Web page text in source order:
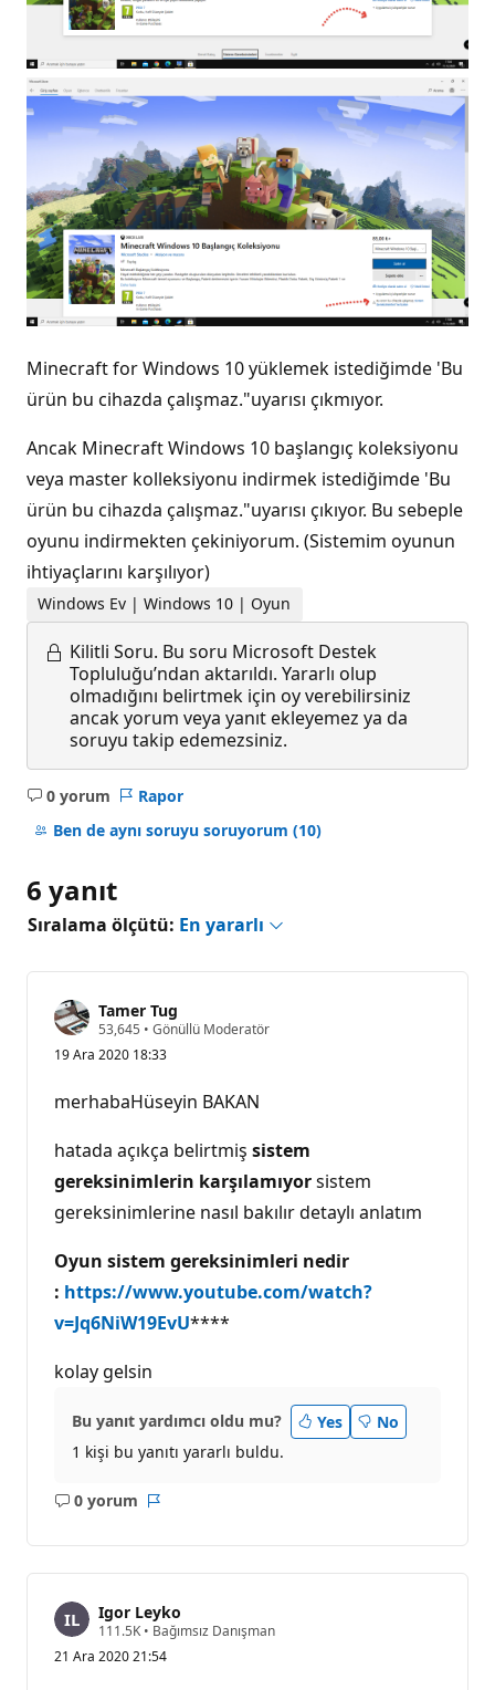
Minecraft for Windows 10 yüklemek istediğimde 'Bu
ürün bu cihazda çalışmaz."uyarısı çıkmıyor.
Ancak Minecraft Windows 10 başlangıç koleksiyonu
veya master kolleksiyonu indirmek istediğimde 'Bu
ürün bu cihazda çalışmaz."uyarısı çıkıyor. Bu sebeple
oyunu indirmekten çekiniyorum. (Sistemim oyunun
ihtiyaçlarını karşılıyor)
Windows Ev | Windows 10 | Oyun
Kilitli Soru. Bu soru Microsoft Destek
Topluluğu’ndan aktarıldı. Yararlı olup
olmadığını belirtmek için oy verebilirsiniz
ancak yorum veya yanıt ekleyemez ya da
soruyu takip edemezsiniz.
0 yorum
Açıklama
yok
Rapor
Ben de aynı soruyu soruyorum (10)
6 yanıt
Sıralama ölçütü: En yararlı
Tamer Tug
53,645 S
y
ı
n
ı
k
p
u
a
• Gönüllü Moderatör
19 Ara 2020 18:33
merhabaHüseyin BAKAN
hatada açıkça belirtmiş sistem
gereksinimlerin karşılamıyorsistem
gereksinimlerine nasıl bakılır detaylı anlatım
Oyun sistem gereksinimleri nedir
: https://www.youtube.com/watch?
v=Jq6NiW19EvU****
kolay gelsin
Bu yanıt yardımcı oldu mu? Yes
No
1 kişi bu yanıtı yararlı buldu.
0 yorum
Açıklama
Igor Leyko
111.5K S
y
• Bağımsız Danışman
21 Ara 2020 21:54